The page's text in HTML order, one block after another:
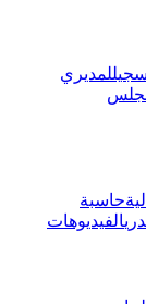
لمديري
حاسبة
الفيديوهات